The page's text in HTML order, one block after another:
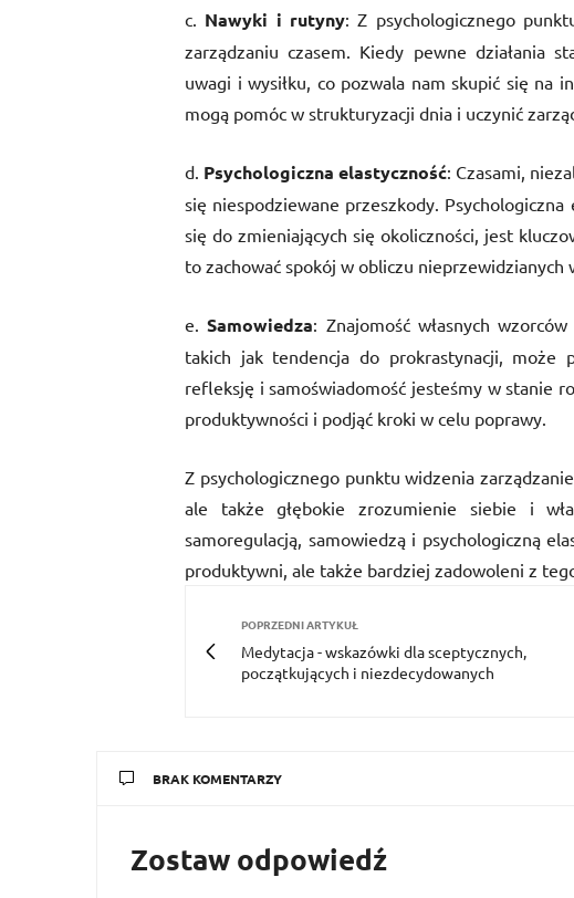
c. Nawyki i rutyny: Z psychologicznego
zarządzaniu czasem. Kiedy pewne działania
uwagi i wysiłku, co pozwala nam skupić się na
mogą pomóc w strukturyzacji dnia i uczynić
d. Psychologiczna elastyczność: Czasami,
się niespodziewane przeszkody.
się do zmieniających się okoliczności, jest
to zachować spokój w obliczu
e.Samowiedza: Znajomość własnych
takich jak tendencja do prokrastynacji, może
refleksję i samoświadomość jesteśmy w stanie
produktywności i podjąć kroki w celu poprawy.
Z psychologicznego punktu widzenia
ale także głębokie zrozumienie siebie i
samoregulacją, samowiedzą i psychologiczną
produktywni, ale także bardziej zadowoleni z
POPRZEDNI ARTYKUŁ
Medytacja - wskazówki dla sceptycznych,
początkujących i niezdecydowanych
BRAK KOMENTARZY
Zostaw odpowiedź